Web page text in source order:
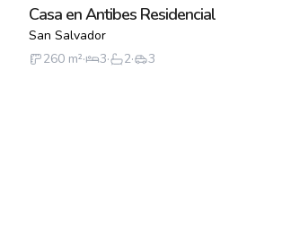
Casa en Antibes Residencial
San Salvador
260 m²· 3· 2· 3